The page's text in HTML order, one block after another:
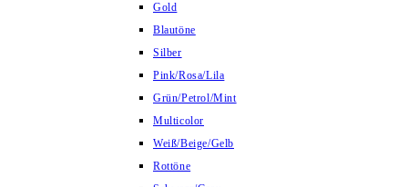
Gold
Blautöne
Silber
Pink/Rosa/Lila
Grün/Petrol/Mint
Multicolor
Weiß/Beige/Gelb
Rottöne